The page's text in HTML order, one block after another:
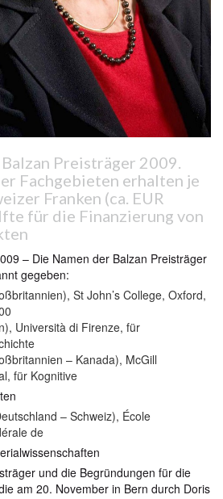
Preisträger 2009.
Fachgebieten erhalten je
Franken (ca. EUR
für die Finanzierung von
– Die Namen der Balzan Preisträger
gegeben:
St John’s College, Oxford,
Università di Firenze, für
– Kanada), McGill
für Kognitive
– Schweiz), École
de
und die Begründungen für die
am 20. November in Bern durch Doris